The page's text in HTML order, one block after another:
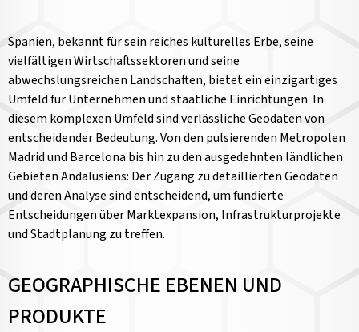
Spanien, bekannt für sein reiches kulturelles Erbe, seine
vielfältigen Wirtschaftssektoren und seine
abwechslungsreichen Landschaften, bietet ein einzigartiges
Umfeld für Unternehmen und staatliche Einrichtungen. In
diesem komplexen Umfeld sind verlässliche Geodaten von
entscheidender Bedeutung. Von den pulsierenden Metropolen
Madrid und Barcelona bis hin zu den ausgedehnten ländlichen
Gebieten Andalusiens: Der Zugang zu detaillierten Geodaten
und deren Analyse sind entscheidend, um fundierte
Entscheidungen über Marktexpansion, Infrastrukturprojekte
und Stadtplanung zu treffen.
GEOGRAPHISCHE EBENEN UND
PRODUKTE